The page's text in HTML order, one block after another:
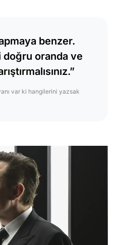
benzer.
oranda ve
var ki hangilerini yazsak